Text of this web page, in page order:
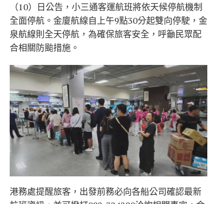
（10）日公告，小三通客運航班將依天候停航機制
全面停航。金廈航線自上午9點30分起雙向停駛，金
泉航線則全天停航，為確保旅客安全，呼籲民眾配
合相關防颱措施。
港務處提醒旅客，出發前務必向各船公司確認最新